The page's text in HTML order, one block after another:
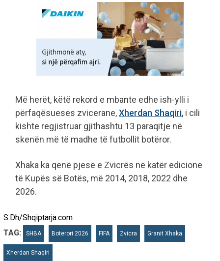
Më herët, këtë rekord e mbante edhe ish-ylli i
përfaqësueses zvicerane,Xherdan Shaqiri, i cili
kishte regjistruar gjithashtu 13 paraqitje në
skenën më të madhe të futbollit botëror.
Xhaka ka qenë pjesë e Zvicrës në katër edicione
të Kupës së Botës, më 2014, 2018, 2022 dhe
2026.
S.Dh/Shqiptarja.com
TAG:
SHBA Boterori 2026 FIFA Zvicra Granit Xhaka
Xherdan Shaqiri